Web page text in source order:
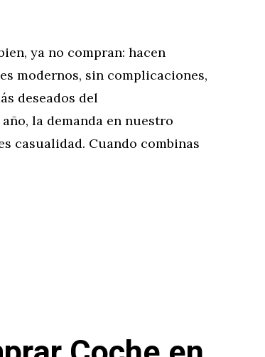
ya no compran: hacen
modernos, sin complicaciones,
deseados del
la demanda en nuestro
casualidad. Cuando combinas